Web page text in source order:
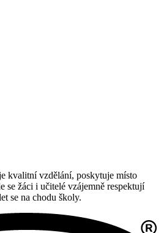
kvalitní vzdělání, poskytuje místo
se žáci i učitelé vzájemně respektují
se na chodu školy.